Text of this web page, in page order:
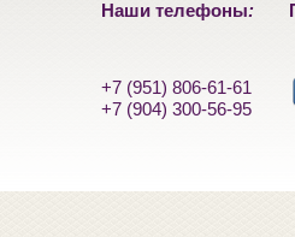
Наши телефоны:
+7 (951) 806-61-61
+7 (904) 300-56-95